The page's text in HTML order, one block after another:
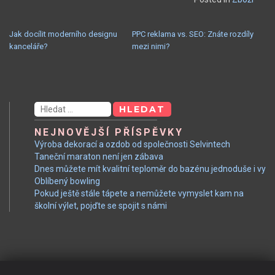
NAVIGACE
Jak docílit moderního designu
kanceláře?
PPC reklama vs. SEO: Znáte rozdíly
mezi nimi?
Vyhledávání
NEJNOVĚJŠÍ PŘÍSPĚVKY
Výroba dekorací a ozdob od společnosti Selvintech
Taneční maraton není jen zábava
Dnes můžete mít kvalitní teploměr do bazénu jednoduše i vy
Oblíbený bowling
Pokud ještě stále tápete a nemůžete vymyslet kam na
školní výlet, pojďte se spojit s námi